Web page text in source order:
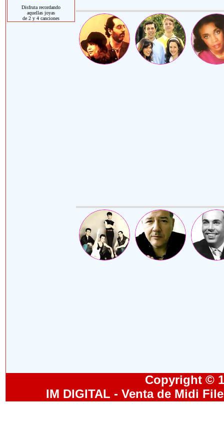
Disfruta recordando
aquellas joyas
de 2 y 4 canciones
Copyright ©
IM DIGITAL - Venta de Midi